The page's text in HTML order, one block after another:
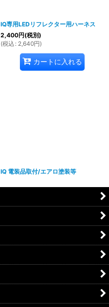
IQ専用LEDリフレクター用ハーネス
2,400円(税別)
(税込 : 2,640円)
カートに入れる
IQ 電装品取付/エアロ塗装等